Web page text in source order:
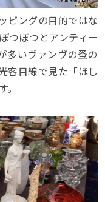
ピングの目的ではな
つぽつとアンティー
多いヴァンヴの蚤の
客目線で見た「ほし